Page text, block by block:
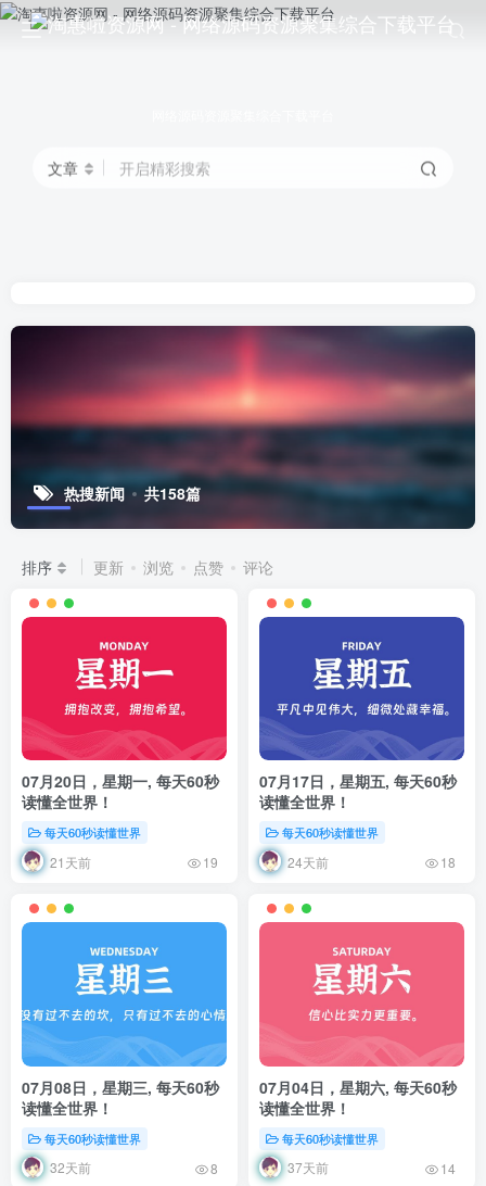
文章 开启精彩搜索
热搜新闻 共158篇
排序 更新 浏览 点赞 评论
07月20日，星期一, 每天60秒
读懂全世界！
每天60秒读懂世界
21天前 19
07月17日，星期五, 每天60秒
读懂全世界！
每天60秒读懂世界
24天前 18
07月08日，星期三, 每天60秒
读懂全世界！
每天60秒读懂世界
32天前 8
07月04日，星期六, 每天60秒
读懂全世界！
每天60秒读懂世界
37天前 14